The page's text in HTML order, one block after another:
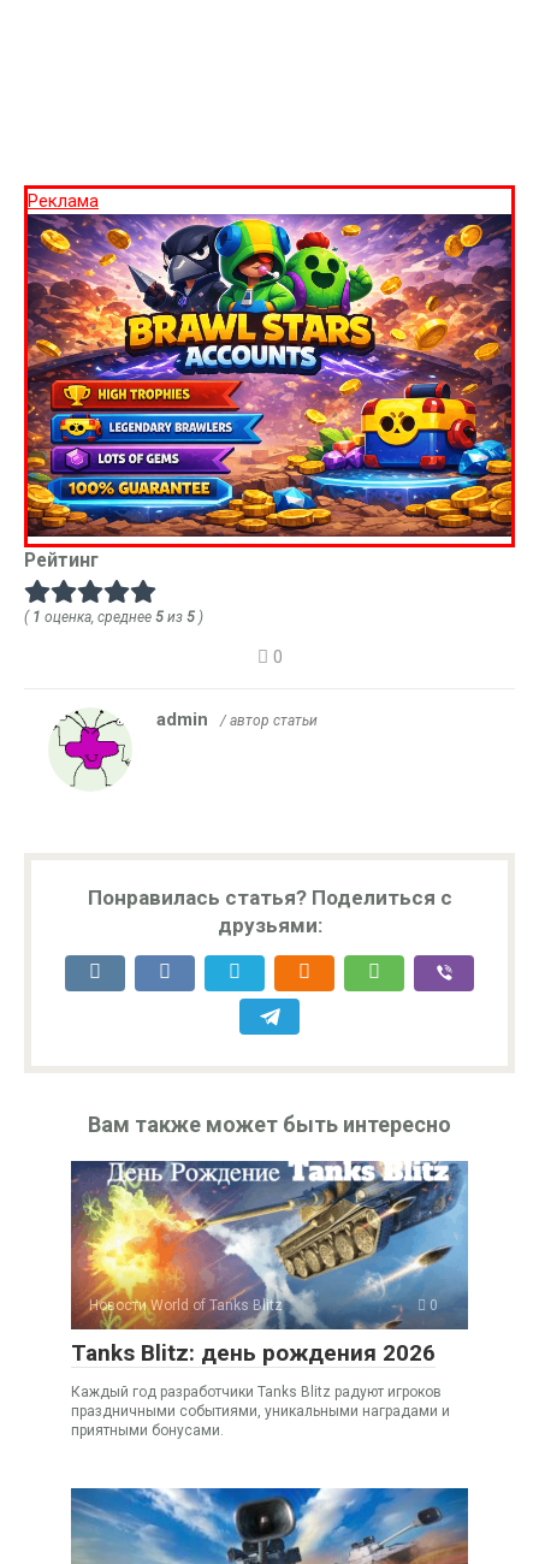
Реклама
Рейтинг
( 1 оценка, среднее 5 из 5 )
0
admin / автор статьи
Понравилась статья? Поделиться с
друзьями:
Вам также может быть интересно
Новости World of Tanks Blitz 0
Tanks Blitz: день рождения 2026
Каждый год разработчики Tanks Blitz радуют игроков
праздничными событиями, уникальными наградами и
приятными бонусами.